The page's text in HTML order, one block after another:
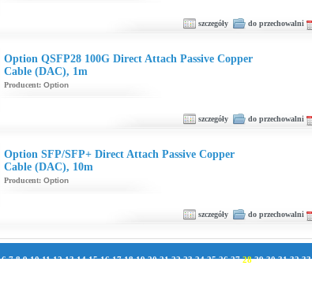
szczegóły do przechowalni
Option QSFP28 100G Direct Attach Passive Copper
Cable (DAC), 1m
Producent: Option
szczegóły do przechowalni
Option SFP/SFP+ Direct Attach Passive Copper
Cable (DAC), 10m
Producent: Option
szczegóły do przechowalni
6 7 8 9 10 11 12 13 14 15 16 17 18 19 20 21 22 23 24 25 26 27 28 29 30 31 32 33